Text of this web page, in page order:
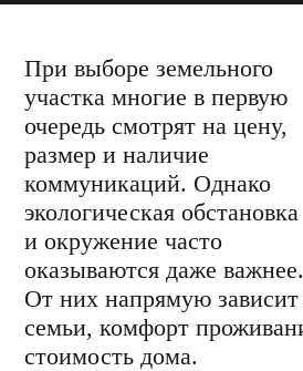
При выборе земельного
участка многие в первую
очередь смотрят на цену,
размер и наличие
коммуникаций. Однако
экологическая обстановка
и окружение часто
оказываются даже важнее.
От них напрямую зависит
семьи, комфорт
стоимость дома.